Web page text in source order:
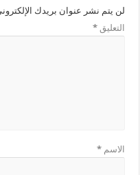
لن يتم نشر عنوان بريدك
التعليق*
الاسم*